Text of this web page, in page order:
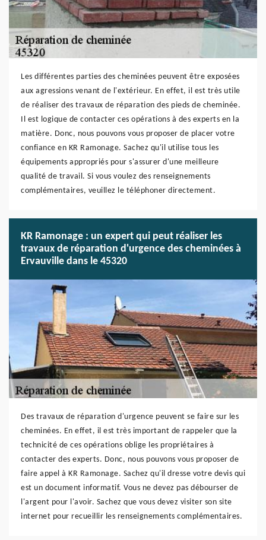
Les différentes parties des cheminées peuvent être exposées
aux agressions venant de l'extérieur. En effet, il est très utile
de réaliser des travaux de réparation des pieds de cheminée.
Il est logique de contacter ces opérations à des experts en la
matière. Donc, nous pouvons vous proposer de placer votre
confiance en KR Ramonage. Sachez qu'il utilise tous les
équipements appropriés pour s'assurer d'une meilleure
qualité de travail. Si vous voulez des renseignements
complémentaires, veuillez le téléphoner directement.
KR Ramonage : un expert qui peut réaliser les
travaux de réparation d'urgence des cheminées à
Ervauville dans le 45320
Des travaux de réparation d'urgence peuvent se faire sur les
cheminées. En effet, il est très important de rappeler que la
technicité de ces opérations oblige les propriétaires à
contacter des experts. Donc, nous pouvons vous proposer de
faire appel à KR Ramonage. Sachez qu'il dresse votre devis qui
est un document informatif. Vous ne devez pas débourser de
l'argent pour l'avoir. Sachez que vous devez visiter son site
internet pour recueillir les renseignements complémentaires.